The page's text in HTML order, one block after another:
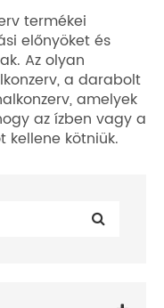
termékei
előnyöket és
Az olyan
a darabolt
amelyek
az ízben vagy a
kellene kötniük.